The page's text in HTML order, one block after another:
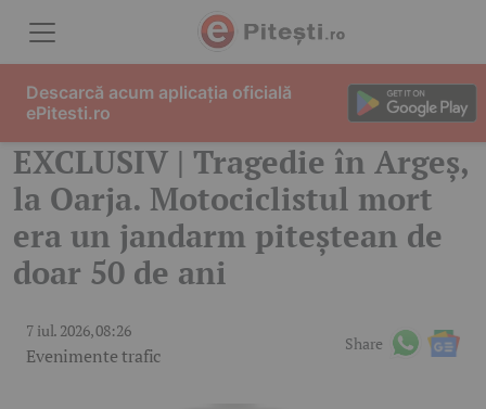
EXCLUSIV | Tragedie în Argeș,
la Oarja. Motociclistul mort
era un jandarm piteștean de
doar 50 de ani
7 iul. 2026, 08:26
Evenimente trafic
Share
Descarcă acum aplicația oficială
ePitesti.ro